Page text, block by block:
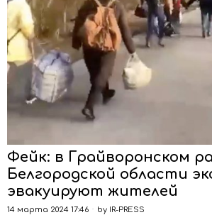
Фейк: в Грайворонском
Белгородской области
эвакуируют жителей
14 марта 2024 17:46 by IR-PRESS